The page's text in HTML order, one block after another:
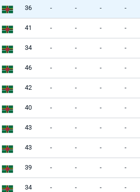
36 - - - -
41 - - - -
34 - - - -
46 - - - -
42 - - - -
40 - - - -
43 - - - -
43 - - - -
39 - - - -
34 - - - -